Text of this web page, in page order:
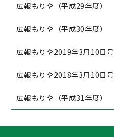
広報もりや（平成29年度）
広報もりや（平成30年度）
広報もりや2019年3月10日号
広報もりや2018年3月10日号
広報もりや（平成31年度）